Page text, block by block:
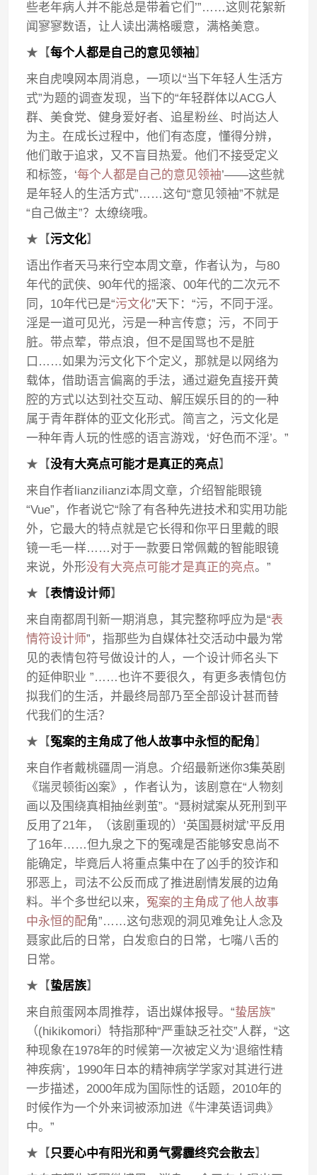
些老年病人并不能总是带着它们’”……这则花絮新
闻寥寥数语，让人读出满格暖意，满格美意。
★【每个人都是自己的意见领袖】
来自虎嗅网本周消息，一项以“当下年轻人生活方
式”为题的调查发现，当下的“年轻群体以ACG人
群、美食党、健身爱好者、追星粉丝、时尚达人
为主。在成长过程中，他们有态度，懂得分辨，
他们敢于追求，又不盲目热爱。他们不接受定义
和标签，‘每个人都是自己的意见领袖’——这些就
是年轻人的生活方式”……这句“意见领袖”不就是
“自己做主”？太缭绕哦。
★【污文化】
语出作者天马来行空本周文章，作者认为，与80
年代的武侠、90年代的摇滚、00年代的二次元不
同，10年代已是“污文化”天下：“污，不同于淫。
淫是一道可见光，污是一种言传意；污，不同于
脏。带点荤，带点浪，但不是国骂也不是脏
口……如果为污文化下个定义，那就是以网络为
载体，借助语言偏离的手法，通过避免直接开黄
腔的方式以达到社交互动、解压娱乐目的的一种
属于青年群体的亚文化形式。简言之，污文化是
一种年青人玩的性感的语言游戏，‘好色而不淫’。”
★【没有大亮点可能才是真正的亮点】
来自作者lianzilianzi本周文章，介绍智能眼镜
“Vue”，作者说它“除了有各种先进技术和实用功能
外，它最大的特点就是它长得和你平日里戴的眼
镜一毛一样……对于一款要日常佩戴的智能眼镜
来说，外形没有大亮点可能才是真正的亮点。”
★【表情设计师】
来自南都周刊新一期消息，其完整称呼应为是“表
情符设计师”，指那些为自媒体社交活动中最为常
见的表情包符号做设计的人，一个设计师名头下
的延伸职业 ”……也许不要很久，有更多表情包仿
拟我们的生活，并最终局部乃至全部设计甚而替
代我们的生活？
★【冤案的主角成了他人故事中永恒的配角】
来自作者戴桃疆周一消息。介绍最新迷你3集英剧
《瑞灵顿街凶案》，作者认为，该剧意在“人物刻
画以及围绕真相抽丝剥茧”。“聂树斌案从死刑到平
反用了21年，（该剧重现的）‘英国聂树斌’平反用
了16年……但九泉之下的冤魂是否能够安息尚不
能确定，毕竟后人将重点集中在了凶手的狡诈和
邪恶上，司法不公反而成了推进剧情发展的边角
料。半个多世纪以来， 冤案的主角成了他人故事
中永恒的配角”……这句悲观的洞见难免让人念及
聂家此后的日常，白发愈白的日常，七嘴八舌的
日常。
★【蛰居族】
来自煎蛋网本周推荐，语出媒体报导。“蛰居族”
（(hikikomori）特指那种“严重缺乏社交”人群，“这
种现象在1978年的时候第一次被定义为‘退缩性精
神疾病’，1990年日本的精神病学学家对其进行进
一步描述，2000年成为国际性的话题，2010年的
时候作为一个外来词被添加进《牛津英语词典》
中。”
★【只要心中有阳光和勇气雾霾终究会散去】